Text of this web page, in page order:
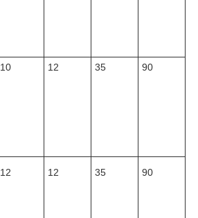
10 12 35 90
12 12 35 90